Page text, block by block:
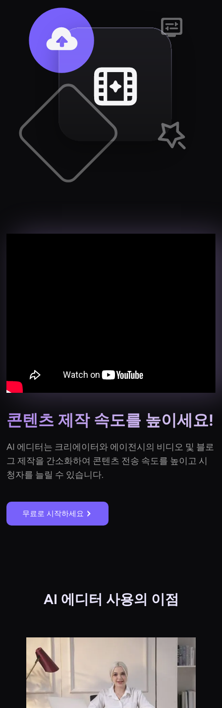
콘텐츠 제작 속도를 높이세요!
AI 에디터는 크리에이터와 에이전시의 비디오 및 블로
그 제작을 간소화하여 콘텐츠 전송 속도를 높이고 시
청자를 늘릴 수 있습니다.
무료로 시작하세요
AI 에디터 사용의 이점